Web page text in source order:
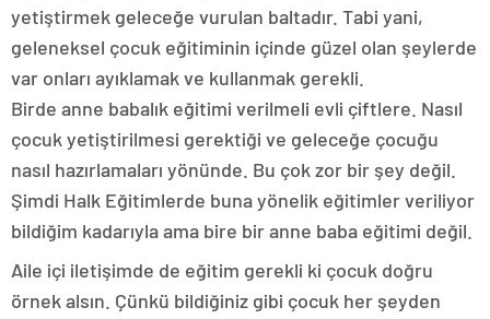
yetiştirmek geleceğe vurulan baltadır. Tabi yani,
geleneksel çocuk eğitiminin içinde güzel olan şeylerde
var onları ayıklamak ve kullanmak gerekli.
Birde anne babalık eğitimi verilmeli evli çiftlere. Nasıl
çocuk yetiştirilmesi gerektiği ve geleceğe çocuğu
nasıl hazırlamaları yönünde. Bu çok zor bir şey değil.
Şimdi Halk Eğitimlerde buna yönelik eğitimler veriliyor
bildiğim kadarıyla ama bire bir anne baba eğitimi değil.
Aile içi iletişimde de eğitim gerekli ki çocuk doğru
örnek alsın. Çünkü bildiğiniz gibi çocuk her şeyden